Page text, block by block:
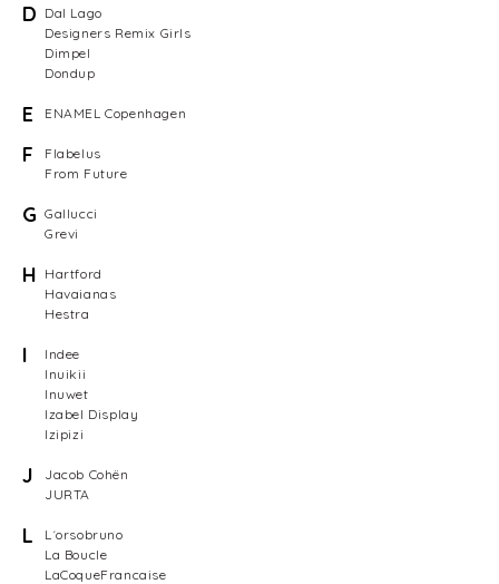
D Dal Lago
Designers Remix Girls
Dimpel
Dondup
E ENAMEL Copenhagen
F
Flabelus
From Future
G Gallucci
Grevi
H Hartford
Havaianas
Hestra
I
Indee
Inuikii
Inuwet
Izabel Display
Izipizi
J
Jacob Cohën
JURTA
L
L´orsobruno
La Boucle
LaCoqueFrancaise